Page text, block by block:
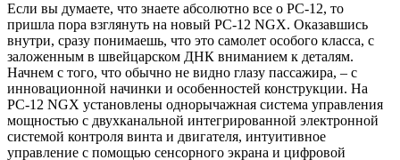
Если вы думаете, что знаете абсолютно все о PC-12, то
пришла пора взглянуть на новый PC-12 NGX. Оказавшись
внутри, сразу понимаешь, что это самолет особого класса, с
заложенным в швейцарском ДНК вниманием к деталям.
Начнем с того, что обычно не видно глазу пассажира, – с
инновационной начинки и особенностей конструкции. На
РС-12 NGX установлены однорычажная система управления
мощностью с двухканальной интегрированной электронной
системой контроля винта и двигателя, интуитивное
управление с помощью сенсорного экрана и цифровой